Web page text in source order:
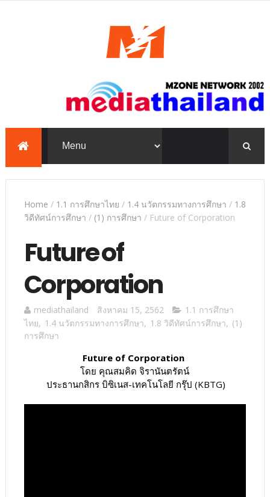
education, e-learning,
PowerPoint, TKP
Home / 1.1 การศึกษาไทย / 1.4 นวัตกรรมทางการศึกษา / 1.8
วิดีทัศน์การศึกษา / (1) การศึกษา / Future of Corporation
Future of
Corporation
mediathailand สิงหาคม 15, 2562
1.1 การศึกษา
ไทย, 1.4 นวัตกรรมทางการศึกษา, 1.8 วิดีทัศน์การศึกษา, (1)
การศึกษา
Future of Corporation
โดย คุณสมคิด จิรานันตรัตน์
ประธานกสิกร บิซิเนส-เทคโนโลยี กรุ๊ป (KBTG)